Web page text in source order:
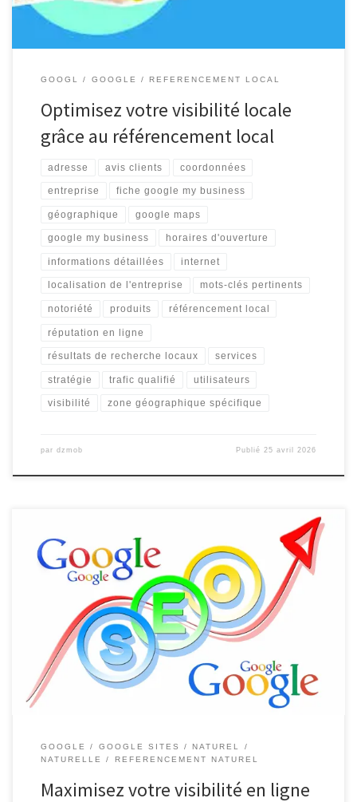
GOOGL GOOGLE REFERENCEMENT LOCAL
Optimisez votre visibilité locale
grâce au référencement local
adresse avis clients coordonnées
entreprise fiche google my business
géographique google maps
google my business horaires d'ouverture
informations détaillées internet
localisation de l'entreprise mots-clés pertinents
notoriété produits référencement local
réputation en ligne
résultats de recherche locaux services
stratégie trafic qualifié utilisateurs
visibilité zone géographique spécifique
par dzmob Publié25 avril 2026
Référencement Internet sur Google : Maximisez votre Visibilité en
Ligne Le référencement sur Google est un élément crucial pour
toute entreprise cherchant à se démarquer dans l’univers
numérique. En effet, Google est le moteur de recherche le plus
utilisé au monde, et être bien positionné dans ses résultats peut
faire […]
GOOGLE GOOGLE SITES
NATUREL
NATURELLE
REFERENCEMENT NATUREL
Maximisez votre visibilité en ligne